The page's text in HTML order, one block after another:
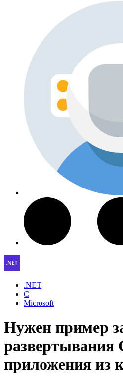
.NET
C
Microsoft
Нужен пример
развертывания
приложения из